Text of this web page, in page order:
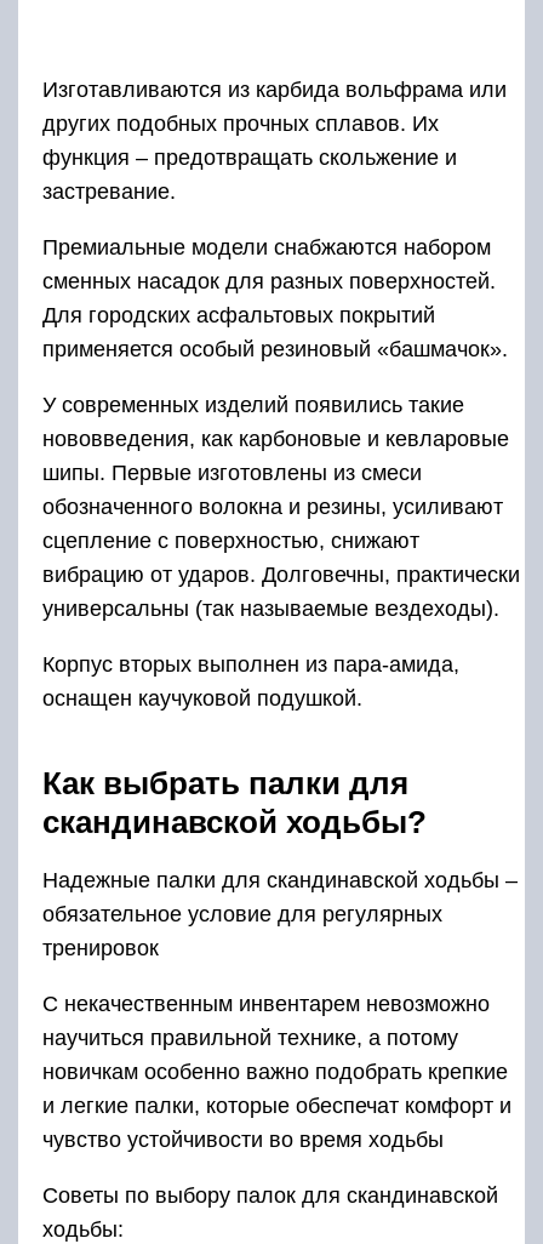
Изготавливаются из карбида вольфрама или
других подобных прочных сплавов. Их
функция – предотвращать скольжение и
застревание.
Премиальные модели снабжаются набором
сменных насадок для разных поверхностей.
Для городских асфальтовых покрытий
применяется особый резиновый «башмачок».
У современных изделий появились такие
нововведения, как карбоновые и кевларовые
шипы. Первые изготовлены из смеси
обозначенного волокна и резины, усиливают
сцепление с поверхностью, снижают
вибрацию от ударов. Долговечны, практически
универсальны (так называемые вездеходы).
Корпус вторых выполнен из пара-амида,
оснащен каучуковой подушкой.
Как выбрать палки для
скандинавской ходьбы?
Надежные палки для скандинавской ходьбы –
обязательное условие для регулярных
тренировок
С некачественным инвентарем невозможно
научиться правильной технике, а потому
новичкам особенно важно подобрать крепкие
и легкие палки, которые обеспечат комфорт и
чувство устойчивости во время ходьбы
Советы по выбору палок для скандинавской
ходьбы: